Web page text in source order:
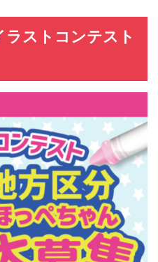
ラストコンテスト